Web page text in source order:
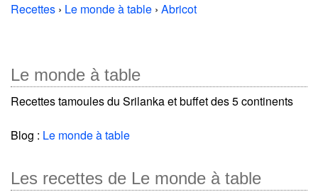
Recettes › Le monde à table › Abricot
Le monde à table
Recettes tamoules du Srilanka et buffet des 5 continents
Blog : Le monde à table
Les recettes de Le monde à table